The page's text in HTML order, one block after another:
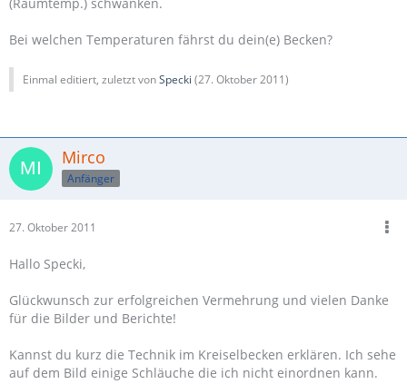
Bei welchen Temperaturen fährst du dein(e) Becken?
Einmal editiert, zuletzt vonSpecki (27. Oktober 2011)
Mirco
Anfänger
27. Oktober 2011
Hallo Specki,
Glückwunsch zur erfolgreichen Vermehrung und vielen Danke
für die Bilder und Berichte!
Kannst du kurz die Technik im Kreiselbecken erklären. Ich sehe
auf dem Bild einige Schläuche die ich nicht einordnen kann.